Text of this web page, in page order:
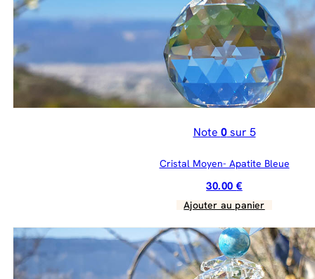
Note 0sur 5
Cristal Moyen- Apatite Bleue
30.00€
Ajouter au panier